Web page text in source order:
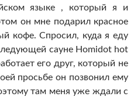
языке , который я и
он мне подарил красное
кофе. Спросил, куда я еду
сауне Homidot hot
его друг, который не
просьбе он позвонил ему
там меня уже ждали с